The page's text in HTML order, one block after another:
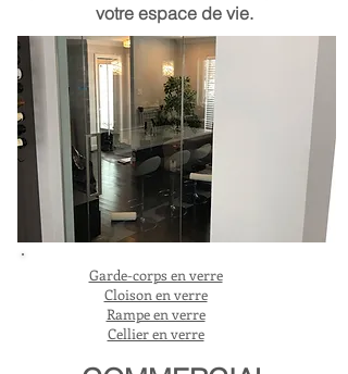
votre espace de vie.
Garde-corps en verre
Cloison en verre
Rampe en verre
Cellier en verre